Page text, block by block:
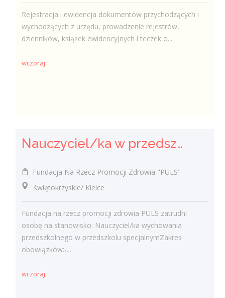
Rejestracja i ewidencja dokumentów przychodzących i
wychodzących z urzędu, prowadzenie rejestrów,
dzienników, książek ewidencyjnych i teczek o...
wczoraj
Nauczyciel/ka w przedszkolu specjalnym
Fundacja Na Rzecz Promocji Zdrowia "PULS"
świętokrzyskie/ Kielce
Fundacja na rzecz promocji zdrowia PULS zatrudni
osobę na stanowisko: Nauczyciel/ka wychowania
przedszkolnego w przedszkolu specjalnymZakres
obowiązków:-...
wczoraj